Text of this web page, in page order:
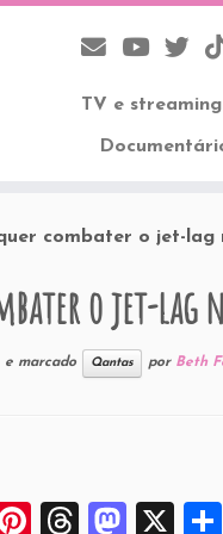
TV e streaming
combater o jet-lag
o jet-lag
e marcado Qantas por Beth
Pi
T
M
X